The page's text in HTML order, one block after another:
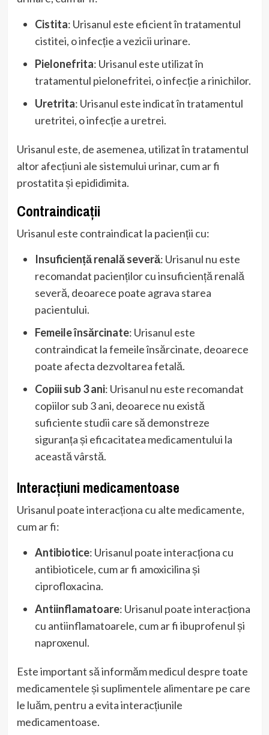
Cistita: Urisanul este eficient în tratamentul
cistitei, o infecție a vezicii urinare.
Pielonefrita: Urisanul este utilizat în
tratamentul pielonefritei, o infecție a rinichilor.
Uretrita: Urisanul este indicat în tratamentul
uretritei, o infecție a uretrei.
Urisanul este, de asemenea, utilizat în tratamentul
altor afecțiuni ale sistemului urinar, cum ar fi
prostatita și epididimita.
Contraindicații
Urisanul este contraindicat la pacienții cu:
Insuficiență renală severă: Urisanul nu este
recomandat pacienților cu insuficiență renală
severă, deoarece poate agrava starea
pacientului.
Femeile însărcinate: Urisanul este
contraindicat la femeile însărcinate, deoarece
poate afecta dezvoltarea fetală.
Copiii sub 3 ani: Urisanul nu este recomandat
copiilor sub 3 ani, deoarece nu există
suficiente studii care să demonstreze
siguranța și eficacitatea medicamentului la
această vârstă.
Interacțiuni medicamentoase
Urisanul poate interacționa cu alte medicamente,
cum ar fi:
Antibiotice: Urisanul poate interacționa cu
antibioticele, cum ar fi amoxicilina și
ciprofloxacina.
Antiinflamatoare: Urisanul poate interacționa
cu antiinflamatoarele, cum ar fi ibuprofenul și
naproxenul.
Este important să informăm medicul despre toate
medicamentele și suplimentele alimentare pe care
le luăm, pentru a evita interacțiunile
medicamentoase.